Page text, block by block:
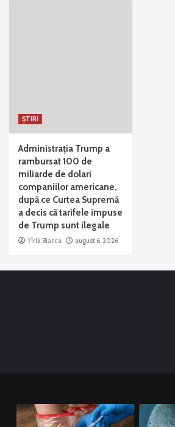
ȘTIRI
Administrația Trump a
rambursat 100 de
miliarde de dolari
companiilor americane,
după ce Curtea Supremă
a decis că tarifele impuse
de Trump sunt ilegale
Țîrlă Bianca august 6, 2026